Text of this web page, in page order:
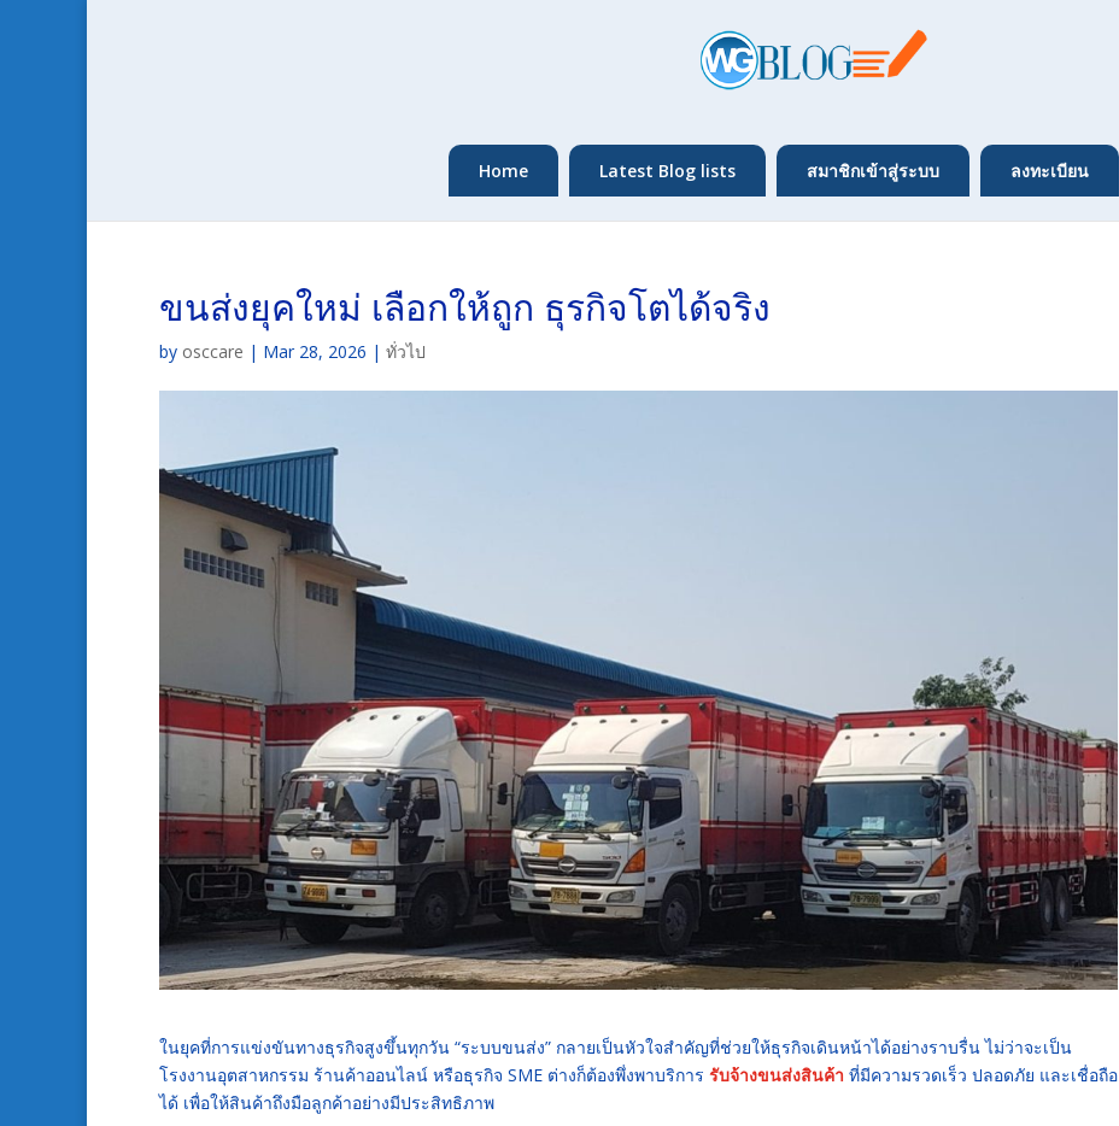
Home Latest Blog lists สมาชิกเข้าสู่ระบบ ลงทะเบียน
ขนส่งยุคใหม่ เลือกให้ถูก ธุรกิจโตได้จริง
by osccare | Mar 28, 2026 | ทั่วไป
ในยุคที่การแข่งขันทางธุรกิจสูงขึ้นทุกวัน “ระบบขนส่ง” กลายเป็นหัวใจสำคัญที่ช่วยให้ธุรกิจเดินหน้าได้อย่างราบรื่น ไม่ว่าจะเป็น
โรงงานอุตสาหกรรม ร้านค้าออนไลน์ หรือธุรกิจ SME ต่างก็ต้องพึ่งพาบริการ รับจ้างขนส่งสินค้า ที่มีความรวดเร็ว ปลอดภัย และเชื่อถือ
ได้ เพื่อให้สินค้าถึงมือลูกค้าอย่างมีประสิทธิภาพ